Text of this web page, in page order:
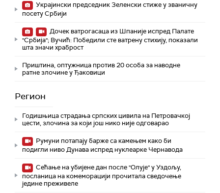
Украјински председник Зеленски стиже у званичну
посету Србији
Дочек ватрогасаца из Шпаније испред Палате
"Србија"; Вучић: Победили сте ватрену стихију, показали
шта значи храброст
Приштина, оптужница против 20 особа за наводне
ратне злочине у Ђаковици
Регион
Годишњица страдања српских цивила на Петровачкој
цести, злочина за који још нико није одговарао
Румуни потапају барже са камењем како би
подигли ниво Дунава испред нуклеарке Чернавода
Сећање на убијене дан после "Олује" у Уздољу,
посланица на комеморацији прочитала сведочење
једине преживеле